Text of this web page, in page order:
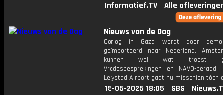
Informatief.TV
Alle
Nieuws van de Dag
Oorlog in Gaza wordt door
geïmporteerd naar Nederland.
kunnen wel wat troost
Vredesbesprekingen en NAVO-beraad
Lelystad Airport gaat nu misschien tóch
15-05-2025 18:05 SBS